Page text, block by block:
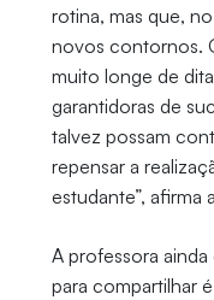
rotina, mas que,
novos contornos.
muito longe de
garantidoras de
talvez possam
repensar a
estudante”, afirma
A professora
para compartilhar